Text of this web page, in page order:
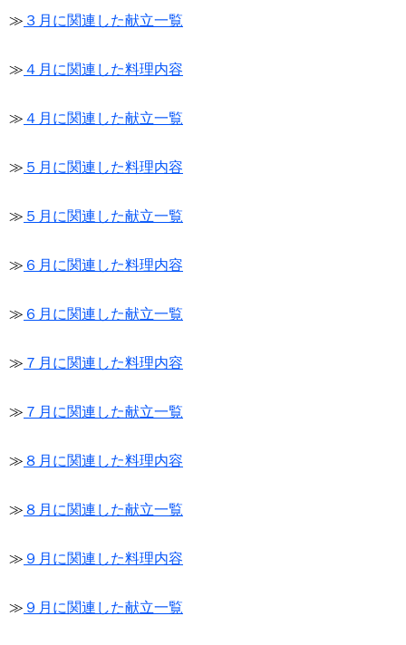
≫ ３月に関連した献立一覧
≫ ４月に関連した料理内容
≫ ４月に関連した献立一覧
≫ ５月に関連した料理内容
≫ ５月に関連した献立一覧
≫ ６月に関連した料理内容
≫ ６月に関連した献立一覧
≫ ７月に関連した料理内容
≫ ７月に関連した献立一覧
≫ ８月に関連した料理内容
≫ ８月に関連した献立一覧
≫ ９月に関連した料理内容
≫ ９月に関連した献立一覧